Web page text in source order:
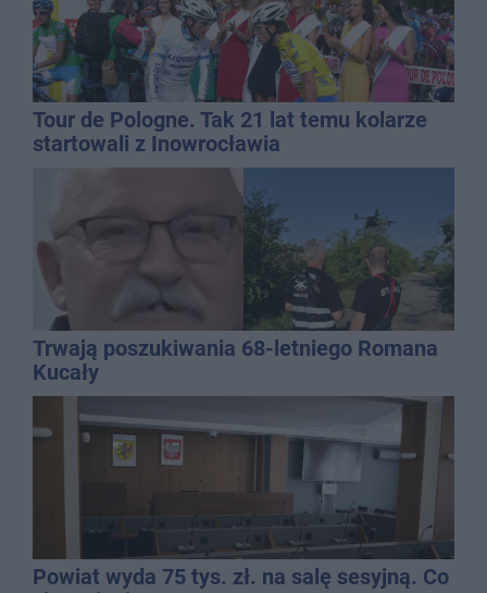
Tour de Pologne. Tak 21 lat temu kolarze
startowali z Inowrocławia
Trwają poszukiwania 68-letniego Romana
Kucały
Powiat wyda 75 tys. zł. na salę sesyjną. Co